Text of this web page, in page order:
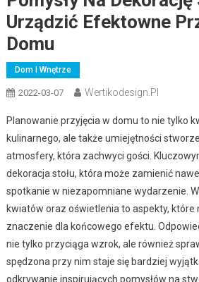
Urządzić Efektowne
Domu
Dom I Wnętrze
2022-03-07 Wertikodesign.pl
Planowanie przyjęcia w domu to nie tylko
kulinarnego, ale także umiejętności
atmosfery, która zachwyci gości.
dekoracja stołu, która może zamienić
spotkanie w niezapomniane wydarzenie.
kwiatów oraz oświetlenia to aspekty, które
znaczenie dla końcowego efektu.
nie tylko przyciąga wzrok, ale również
spędzona przy nim staje się bardziej
odkrywanie inspirujących pomysłów na